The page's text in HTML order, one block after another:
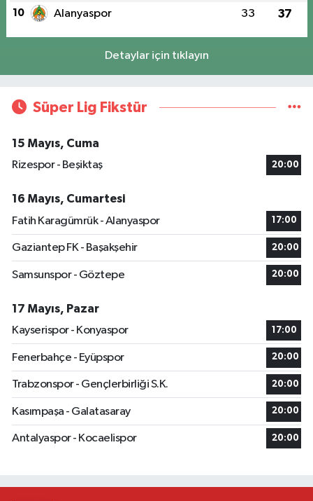
10 Alanyaspor 33 37
Detaylar için tıklayın
Süper Lig Fikstür
15 Mayıs, Cuma
Rizespor - Beşiktaş
20:00
16 Mayıs, Cumartesi
Fatih Karagümrük - Alanyaspor
17:00
Gaziantep FK - Başakşehir 20:00
Samsunspor - Göztepe 20:00
17 Mayıs, Pazar
Kayserispor - Konyaspor
17:00
Fenerbahçe - Eyüpspor 20:00
Trabzonspor - Gençlerbirliği S.K. 20:00
Kasımpaşa - Galatasaray 20:00
Antalyaspor - Kocaelispor 20:00